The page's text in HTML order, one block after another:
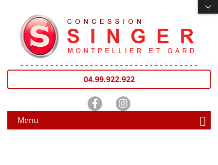
04.99.922.922
Menu